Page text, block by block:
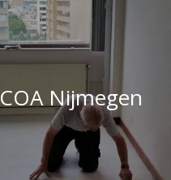
COA Nijmegen